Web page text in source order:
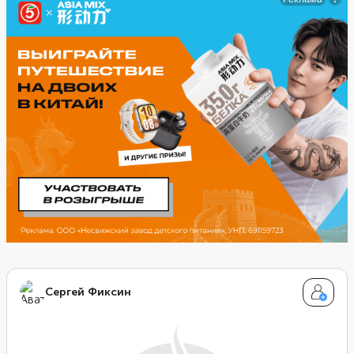
хрустящим, приготовьте жюльен в лаваше. Для такого
рецепта используются все те же ингредиенты —
грибы, курица, сыр. Только перед тем, как выложить
начинку в кокотницы, добавляется прослойка лаваша.
Сергей Фиксин